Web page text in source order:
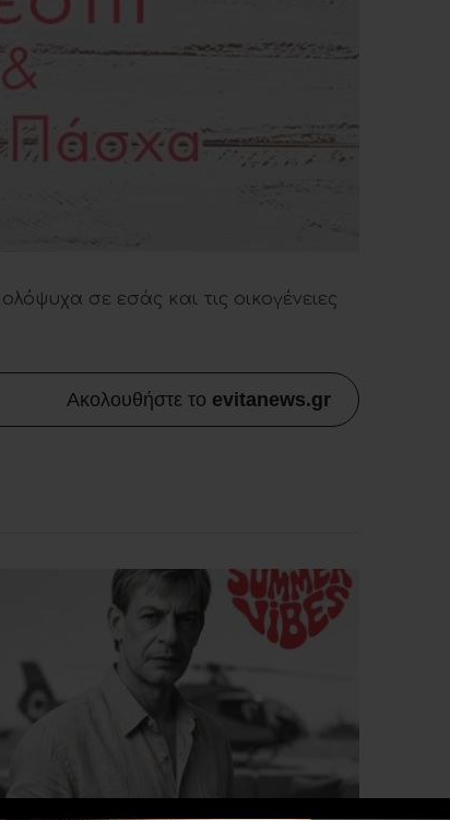
σε εσάς και τις οικογένειες
Ακολουθήστε το evitanews.gr